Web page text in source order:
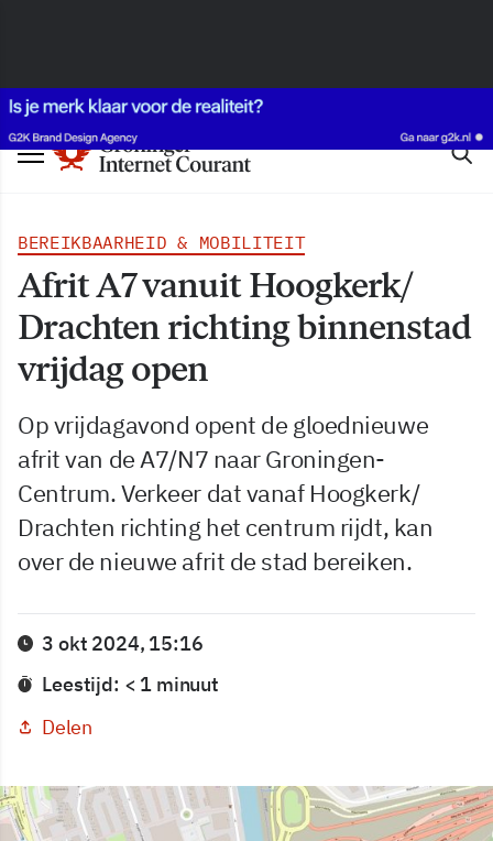
BEREIKBAARHEID & MOBILITEIT
Afrit A7 vanuit Hoogkerk/
Drachten richting binnenstad
vrijdag open
Op vrijdagavond opent de gloednieuwe
afrit van de A7/N7 naar Groningen-
Centrum. Verkeer dat vanaf Hoogkerk/
Drachten richting het centrum rijdt, kan
over de nieuwe afrit de stad bereiken.
3 okt 2024, 15:16
Leestijd: < 1 minuut
Delen